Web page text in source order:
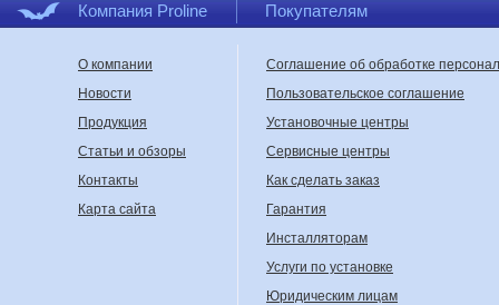
Компания Proline Покупателям
О компании
Новости
Продукция
Статьи и обзоры
Контакты
Карта сайта
Соглашение об обработке
Пользовательское соглашение
Установочные центры
Сервисные центры
Как сделать заказ
Гарантия
Инсталляторам
Услуги по установке
Юридическим лицам